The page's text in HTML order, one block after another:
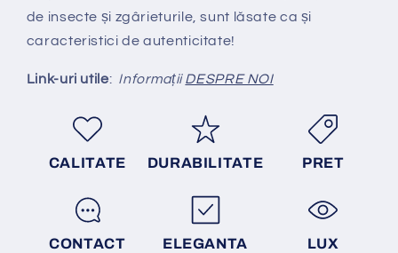
de insecte și zgârieturile, sunt lăsate ca și
caracteristici de autenticitate!
Link-uri utile: InformațiiDESPRE NOI
CALITATE DURABILITATE PRET
CONTACT ELEGANTA LUX